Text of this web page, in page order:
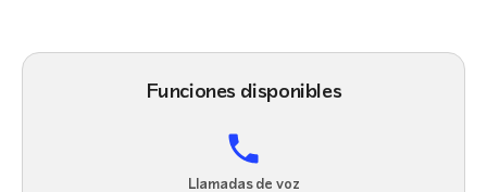
Funciones disponibles
Llamadas de voz